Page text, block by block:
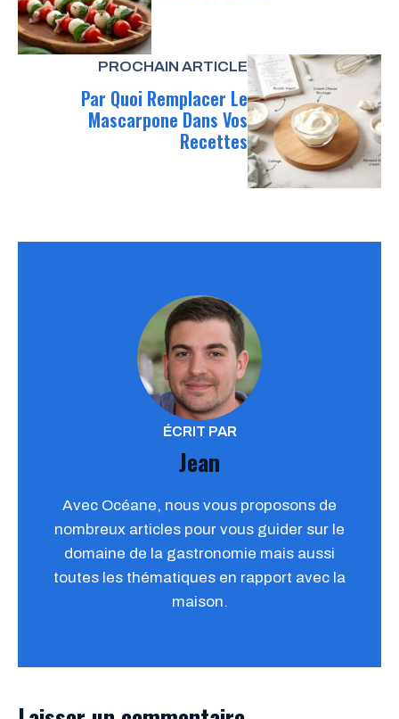
PROCHAIN ARTICLE
Par Quoi Remplacer Le
Mascarpone Dans Vos
Recettes
ÉCRIT PAR
Jean
Avec Océane, nous vous proposons de
nombreux articles pour vous guider sur le
domaine de la gastronomie mais aussi
toutes les thématiques en rapport avec la
maison.